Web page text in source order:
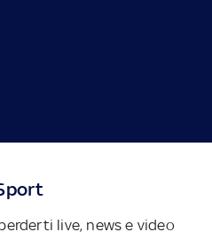
live, news e video